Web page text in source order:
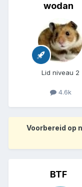
wodan
Lid niveau 2
4.6k
Voorbereid op
BTF